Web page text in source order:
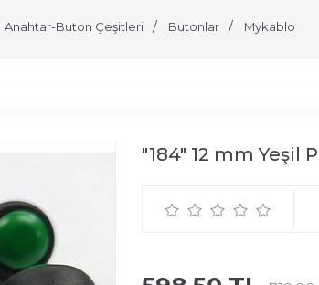
Anahtar-Buton Çeşitleri Butonlar Mykablo
"184" 12 mm Yeşil